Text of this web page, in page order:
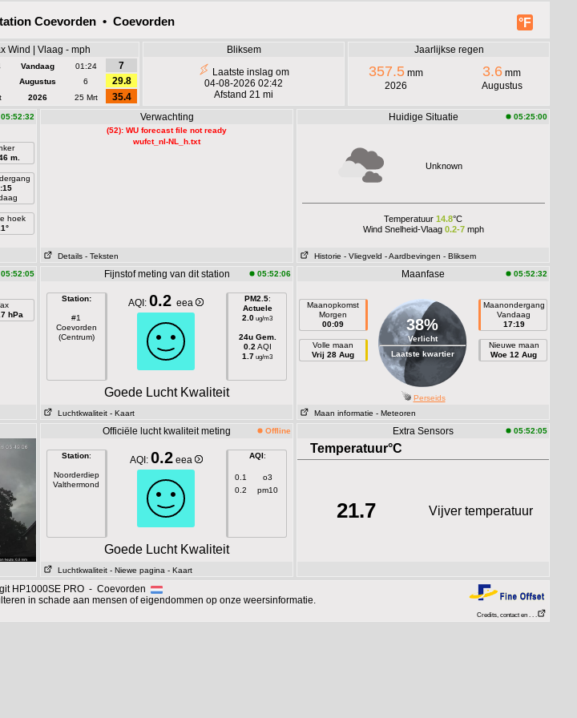
°F
Coevorden • Coevorden
Wind | Vlaag - mph
Vandaag 01:24
7
Augustus 6
29.8
2026 25 Mrt 35.4
Bliksem
Laatste inslag om
04-08-2026 02:42
Afstand 21 mi
Jaarlijkse regen
357.5 mm
2026
3.6 mm
Augustus
05:52:32
m.
hoek
Verwachting
(52): WU forecast file not ready
wufct_nl-NL_h.txt
Details - Teksten
Huidige Situatie 05:25:00
Unknown
Temperatuur 14.8°C
Wind Snelheid-Vlaag 0.2-7mph
Historie - Vliegveld - Aardbevingen - Bliksem
05:52:05
hPa
Fijnstof meting van dit station 05:52:06
Station:
#1
Coevorden
(Centrum)
AQI: 0.2 eea PM2.5:
Actuele
2.0 ug/m3
24u Gem.
0.2 AQI
1.7 ug/m3
Goede Lucht Kwaliteit
Luchtkwaliteit - Kaart
Maanfase 05:52:32
Maanopkomst
Morgen
00:09
Volle maan
Vrij 28 Aug
38%
Verlicht
Laatste kwartier
Maanondergang
Vandaag
17:19
Nieuwe maan
Woe 12 Aug
Perseids
Maan informatie - Meteoren
Officiële lucht kwaliteit meting Offline
Station:
Noorderdiep
Valthermond
AQI: 0.2 eea AQI:
0.1
o3
0.2
pm10
Goede Lucht Kwaliteit
Luchtkwaliteit - Niewe pagina - Kaart
Extra Sensors 05:52:05
Temperatuur°C
21.7 Vijver temperatuur
HP1000SE PRO - Coevorden
in schade aan mensen of eigendommen op onze weersinformatie.
Credits, contact en . . .